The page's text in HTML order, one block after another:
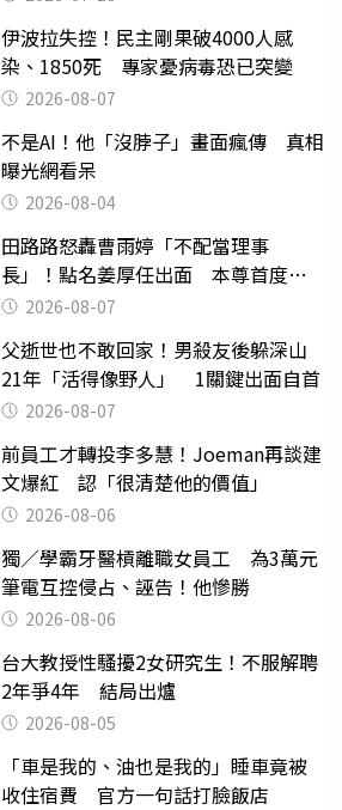
伊波拉失控！民主剛果破4000人感
染、1850死 專家憂病毒恐已突變
2026-08-07
不是AI！他「沒脖子」畫面瘋傳 真相
曝光網看呆
2026-08-04
田路路怒轟曹雨婷「不配當理事
長」！點名姜厚任出面 本尊首度回
應了2026-08-07
父逝世也不敢回家！男殺友後躲深山
21年「活得像野人」 1關鍵出面自首
2026-08-07
前員工才轉投李多慧！Joeman再談建
文爆紅 認「很清楚他的價值」
2026-08-06
獨／學霸牙醫槓離職女員工 為3萬元
筆電互控侵占、誣告！他慘勝
2026-08-06
台大教授性騷擾2女研究生！不服解聘
2年爭4年 結局出爐
2026-08-05
「車是我的、油也是我的」睡車竟被
收住宿費 官方一句話打臉飯店